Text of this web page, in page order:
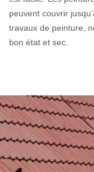
peuvent couvrir
travaux de peinture,
bon état et sec.